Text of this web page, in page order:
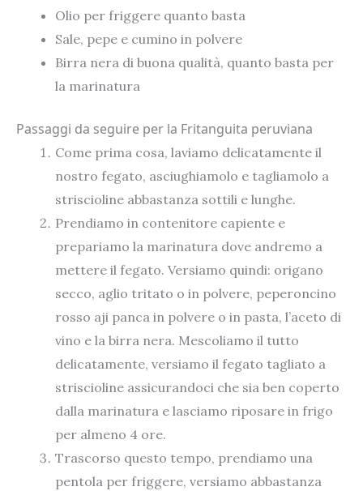
Olio per friggere quanto basta
Sale, pepe e cumino in polvere
Birra nera di buona qualità, quanto basta per
la marinatura
Passaggi da seguire per la Fritanguita peruviana
Come prima cosa, laviamo delicatamente il
nostro fegato, asciughiamolo e tagliamolo a
striscioline abbastanza sottili e lunghe.
Prendiamo in contenitore capiente e
prepariamo la marinatura dove andremo a
mettere il fegato. Versiamo quindi: origano
secco, aglio tritato o in polvere, peperoncino
rosso aji panca in polvere o in pasta, l’aceto di
vino e la birra nera. Mescoliamo il tutto
delicatamente, versiamo il fegato tagliato a
striscioline assicurandoci che sia ben coperto
dalla marinatura e lasciamo riposare in frigo
per almeno 4 ore.
Trascorso questo tempo, prendiamo una
pentola per friggere, versiamo abbastanza